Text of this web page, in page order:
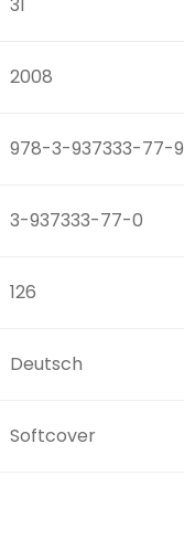
2008
978-3-937333-77-9
3-937333-77-0
126
Deutsch
Softcover